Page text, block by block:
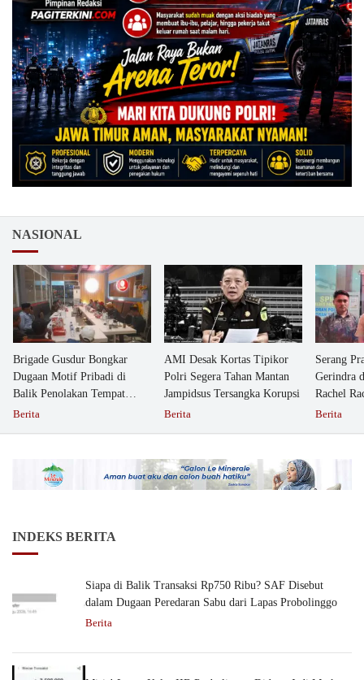
NASIONAL
Brigade Gusdur Bongkar
Dugaan Motif Pribadi di
Balik Penolakan Tempat
Ibadah GKJW Bangil
Berita
AMI Desak Kortas Tipikor
Polri Segera Tahan Mantan
Jampidsus Tersangka Korupsi
Berita
Serang
Gerindra
Rachel
Berita
INDEKS BERITA
Siapa di Balik Transaksi Rp750 Ribu? SAF Disebut
dalam Dugaan Peredaran Sabu dari Lapas Probolinggo
Berita